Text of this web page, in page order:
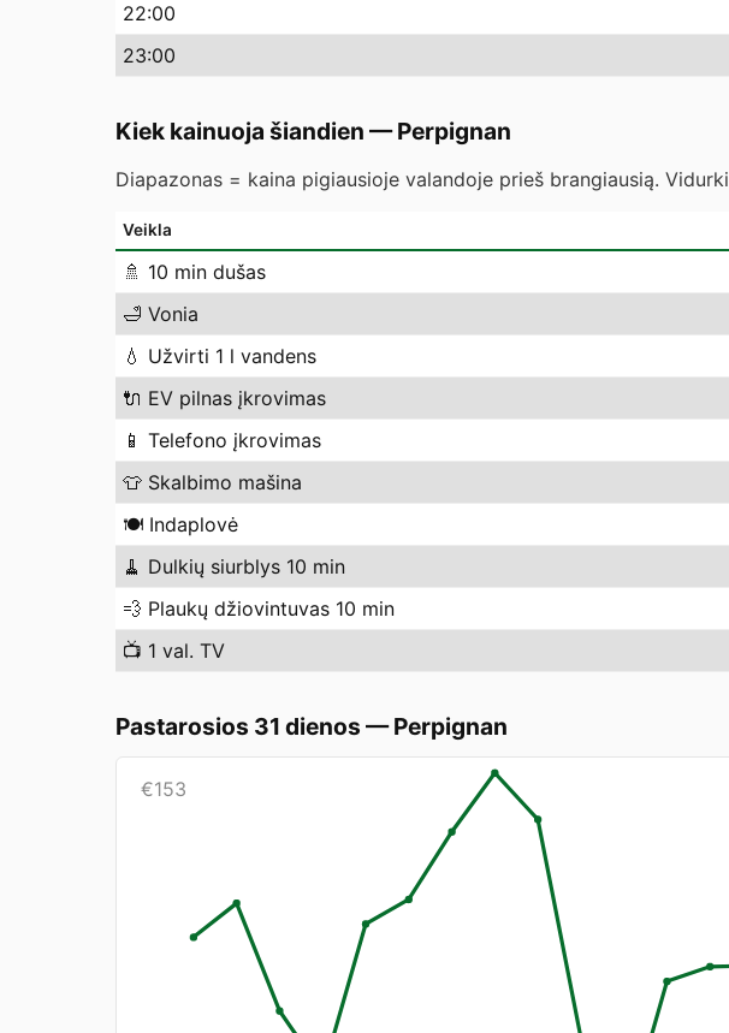
22:00
23:00
Kiek kainuoja šiandien —Perpignan
Diapazonas = kaina pigiausioje valandoje prieš brangiausią.
Veikla
🚿 10 min dušas
🛁 Vonia
💧 Užvirti 1 l vandens
🔌 EV pilnas įkrovimas
📱 Telefono įkrovimas
👕 Skalbimo mašina
🍽️ Indaplovė
🧹 Dulkių siurblys 10 min
💨 Plaukų džiovintuvas 10 min
📺 1 val. TV
Pastarosios 31 dienos —Perpignan
€153